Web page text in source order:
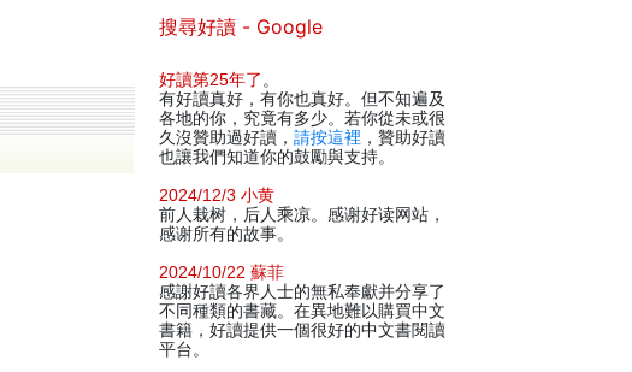
搜尋好讀 - Google
好讀第25年了 。
有好讀真好，有你也真好。但不知遍及
各地的你，究竟有多少。若你從未或很
久沒贊助過好讀， 請按這裡 ，贊助好讀
也讓我們知道你的鼓勵與支持。
2024/12/3 小黄
前人栽树，后人乘凉。感谢好读网站，
感谢所有的故事。
2024/10/22 蘇菲
感謝好讀各界人士的無私奉獻并分享了
不同種類的書藏。在異地難以購買中文
書籍，好讀提供一個很好的中文書閱讀
平台。